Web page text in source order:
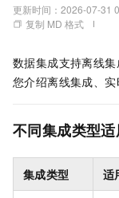
更新时间： 2026-07-31
复制 MD 格式
数据集成支持离线集
您介绍离线集成、
不同集成类型
集成类型 适